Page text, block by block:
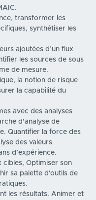
transformer les
synthétiser les
ajoutées d’un flux
les sources de sous
de mesure.
la notion de risque
la capabilité du
avec des analyses
d’analyse de
Quantifier la force des
des valeurs
d’expérience.
cibles, Optimiser son
sa palette d'outils de
les résultats. Animer et